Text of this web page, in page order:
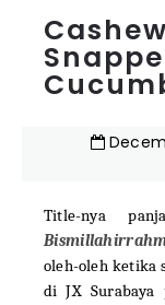
Title-nya
oleh-oleh ketika
di JX Surabaya